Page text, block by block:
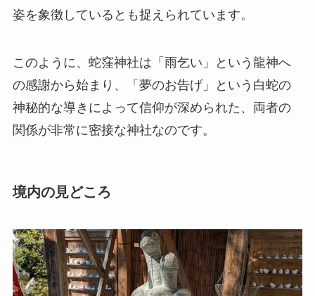
姿を象徴しているとも捉えられています。
このように、蛇窪神社は「雨乞い」という龍神へ
の感謝から始まり、「夢のお告げ」という白蛇の
神秘的な導きによって信仰が深められた、両者の
関係が非常に密接な神社なのです。
境内の見どころ